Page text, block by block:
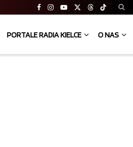
PORTALE RADIA KIELCE O NAS